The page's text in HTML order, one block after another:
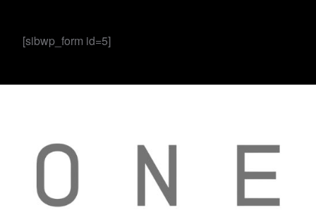
[sibwp_form id=5]